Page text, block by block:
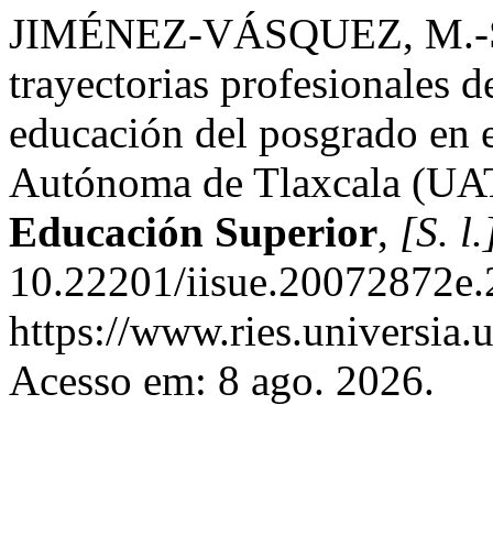
JIMÉNEZ-VÁSQUEZ,
trayectorias profesionales
educación del posgrado
Autónoma de Tlaxcala
Educación Superior, [S.
10.22201/
https://
Acesso em: 8 ago. 2026.